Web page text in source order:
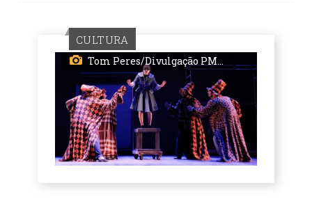
CULTURA
Tom Peres/Divulgação PMPA